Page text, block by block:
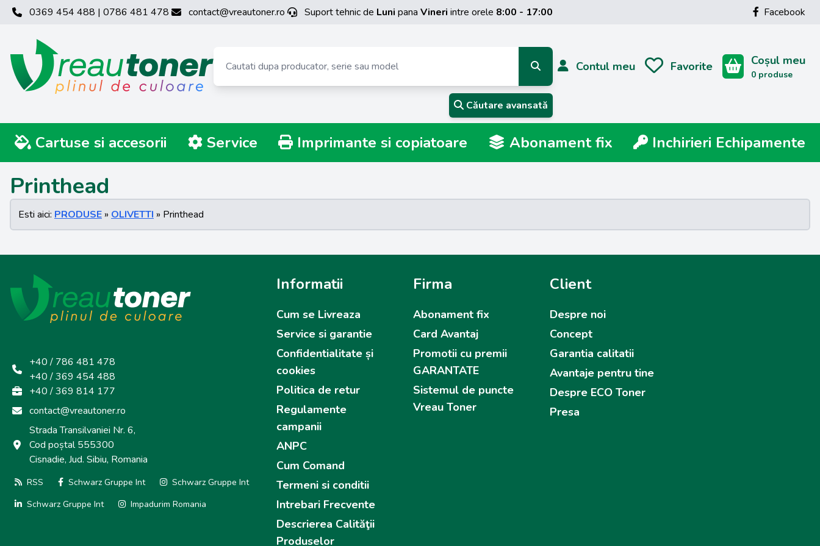
0369 454 488 | 0786 481 478 contact@vreautoner.ro Suport tehnic de Luni pana Vineri intre orele 8:00 - 17:00 Facebook
Căutare avansată
Contul meu Favorite Coșul meu
0 produse
Cartuse si accesorii Service Imprimante si copiatoare Abonament fix Inchirieri Echipamente
Printhead
Esti aici: PRODUSE » OLIVETTI » Printhead
+40 / 786 481 478
+40 / 369 454 488
+40 / 369 814 177
contact@vreautoner.ro
Strada Transilvaniei Nr. 6,
Cod poștal 555300
Cisnadie, Jud. Sibiu, Romania
RSS Schwarz Gruppe Int
Schwarz Gruppe Int
Schwarz Gruppe Int
Impadurim Romania
Informatii
Cum se Livreaza
Service si garantie
Confidentialitate și
cookies
Politica de retur
Regulamente
campanii
ANPC
Cum Comand
Termeni si conditii
Intrebari Frecvente
Descrierea Calităţii
Produselor
Firma
Abonament fix
Card Avantaj
Promotii cu premii
GARANTATE
Sistemul de puncte
Vreau Toner
Client
Despre noi
Concept
Garantia calitatii
Avantaje pentru tine
Despre ECO Toner
Presa